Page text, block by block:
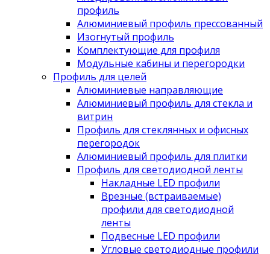
профиль
Алюминиевый профиль прессованный
Изогнутый профиль
Комплектующие для профиля
Модульные кабины и перегородки
Профиль для целей
Алюминиевые направляющие
Алюминиевый профиль для стекла и
витрин
Профиль для стеклянных и офисных
перегородок
Алюминиевый профиль для плитки
Профиль для светодиодной ленты
Накладные LED профили
Врезные (встраиваемые)
профили для светодиодной
ленты
Подвесные LED профили
Угловые светодиодные профили